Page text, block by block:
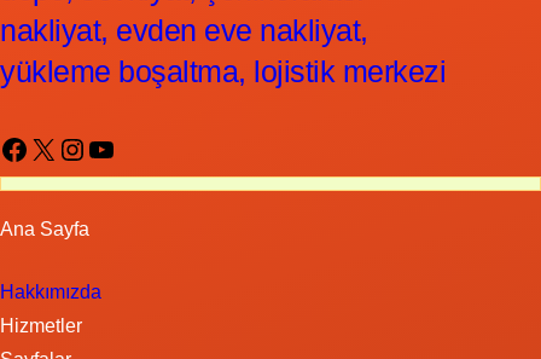
nakliyat, evden eve nakliyat,
yükleme boşaltma, lojistik merkezi
Facebook X Instagram YouTube
Ana Sayfa
Hakkımızda
Hizmetler